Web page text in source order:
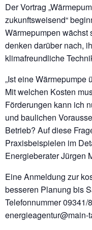
Der Vortrag
zukunftsweisend“
Wärmepumpen wächst
denken darüber nach,
klimafreundliche
„Ist eine Wärmepumpe
Mit welchen Kosten
Förderungen kann ich
und baulichen
Betrieb? Auf diese
Praxisbeispielen im
Energieberater Jürgen
Eine Anmeldung zur
besseren Planung bis
Telefonnummer
energieagentur@main-